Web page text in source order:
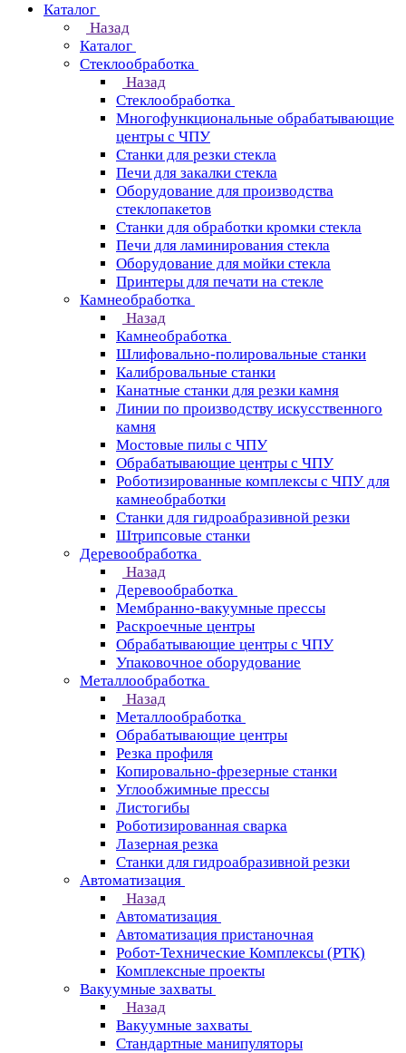
Каталог
Назад
Каталог
Стеклообработка
Назад
Стеклообработка
Многофункциональные обрабатывающие
центры с ЧПУ
Станки для резки стекла
Печи для закалки стекла
Оборудование для производства
стеклопакетов
Станки для обработки кромки стекла
Печи для ламинирования стекла
Оборудование для мойки стекла
Принтеры для печати на стекле
Камнеобработка
Назад
Камнеобработка
Шлифовально-полировальные станки
Калибровальные станки
Канатные станки для резки камня
Линии по производству искусственного
камня
Мостовые пилы с ЧПУ
Обрабатывающие центры с ЧПУ
Роботизированные комплексы с ЧПУ для
камнеобработки
Станки для гидроабразивной резки
Штрипсовые станки
Деревообработка
Назад
Деревообработка
Мембранно-вакуумные прессы
Раскроечные центры
Обрабатывающие центры с ЧПУ
Упаковочное оборудование
Металлообработка
Назад
Металлообработка
Обрабатывающие центры
Резка профиля
Копировально-фрезерные станки
Углообжимные прессы
Листогибы
Роботизированная сварка
Лазерная резка
Станки для гидроабразивной резки
Автоматизация
Назад
Автоматизация
Автоматизация пристаночная
Робот-Технические Комплексы (РТК)
Комплексные проекты
Вакуумные захваты
Назад
Вакуумные захваты
Стандартные манипуляторы